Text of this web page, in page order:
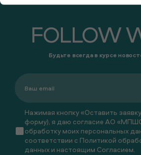
FOLLOW
Будьте всегда в курсе
Нажимая кнопку «Оставить
форму), я даю согласие АО
обработку моих персональных
соответствии с Политикой
данных и настоящим Согласием.